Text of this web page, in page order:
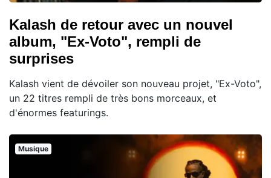
Kalash de retour avec un nouvel
album, "Ex-Voto", rempli de
surprises
Kalash vient de dévoiler son nouveau projet, "Ex-Voto",
un 22 titres rempli de très bons morceaux, et
d'énormes featurings.
Musique